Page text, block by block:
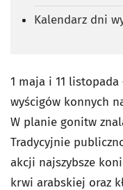
Kalendarz dni
1 maja i 11 listopada
wyścigów konnych
W planie gonitw
Tradycyjnie
akcji najszybsze
krwi arabskiej oraz